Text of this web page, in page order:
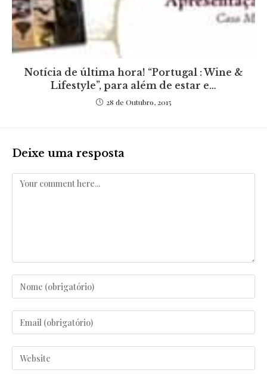
Notícia de última hora! “Portugal : Wine &
Lifestyle”, para além de estar e…
28 de Outubro, 2015
Deixe uma resposta
Comentar
Enter
your
name
or
username
Enter
your
email
address
Enter
your